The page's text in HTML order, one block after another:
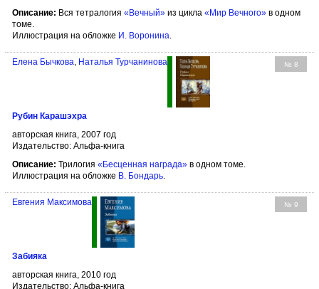
Описание: Вся тетралогия «Вечный» из цикла «Мир Вечного» в одном
томе.
Иллюстрация на обложке И. Воронина
№ 8
Елена Бычкова Наталья Турчанинова
Рубин Карашэхра
авторская книга, 2007 год
Издательство: Альфа-книга
Описание: Трилогия «Бесценная награда» в одном томе.
Иллюстрация на обложке В. Бондарь
№ 9
Евгения Максимова
Забияка
авторская книга, 2010 год
Издательство: Альфа-книга